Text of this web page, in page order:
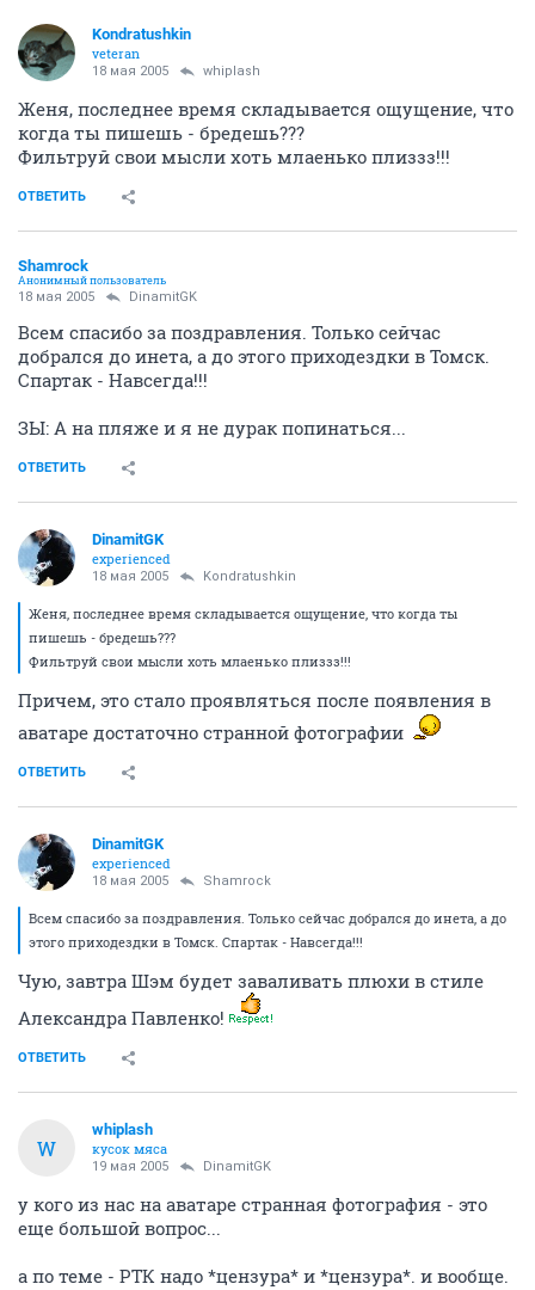
Kondratushkin
veteran
18 мая 2005 whiplash
Женя, последнее время складывается ощущение, что
когда ты пишешь - бредешь???
Фильтруй свои мысли хоть млаенько плиззз!!!
ОТВЕТИТЬ
Shamrock
Анонимный пользователь
18 мая 2005 DinamitGK
Всем спасибо за поздравления. Только сейчас
добрался до инета, а до этого приходездки в Томск.
Спартак - Навсегда!!!
ЗЫ: А на пляже и я не дурак попинаться...
ОТВЕТИТЬ
DinamitGK
experienced
18 мая 2005 Kondratushkin
Женя, последнее время складывается ощущение, что когда ты
пишешь - бредешь???
Фильтруй свои мысли хоть млаенько плиззз!!!
Причем, это стало проявляться после появления в
аватаре достаточно странной фотографии
ОТВЕТИТЬ
DinamitGK
experienced
18 мая 2005 Shamrock
Всем спасибо за поздравления. Только сейчас добрался до инета, а до
этого приходездки в Томск. Спартак - Навсегда!!!
Чую, завтра Шэм будет заваливать плюхи в стиле
Александра Павленко!
ОТВЕТИТЬ
W
whiplash
кусок мяса
19 мая 2005 DinamitGK
у кого из нас на аватаре странная фотография - это
еще большой вопрос...
а по теме - РТК надо *цензура* и *цензура*. и вообще.